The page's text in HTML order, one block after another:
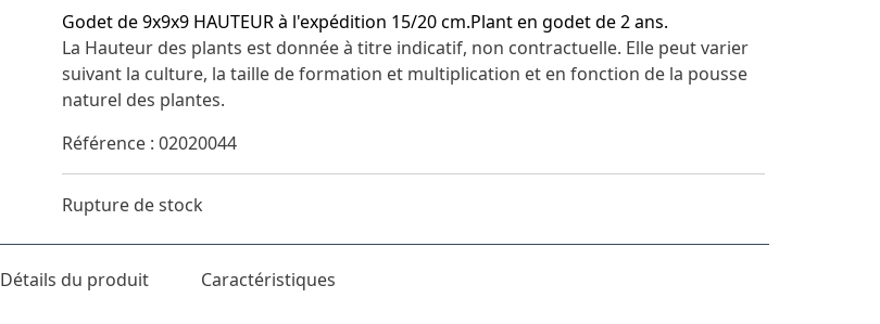
Godet de 9x9x9 HAUTEUR à l'expédition 15/20 cm.Plant en godet de 2 ans.
La Hauteur des plants est donnée à titre indicatif, non contractuelle. Elle peut varier
suivant la culture, la taille de formation et multiplication et en fonction de la pousse
naturel des plantes.
Référence : 02020044
Rupture de stock
Détails du produit Caractéristiques